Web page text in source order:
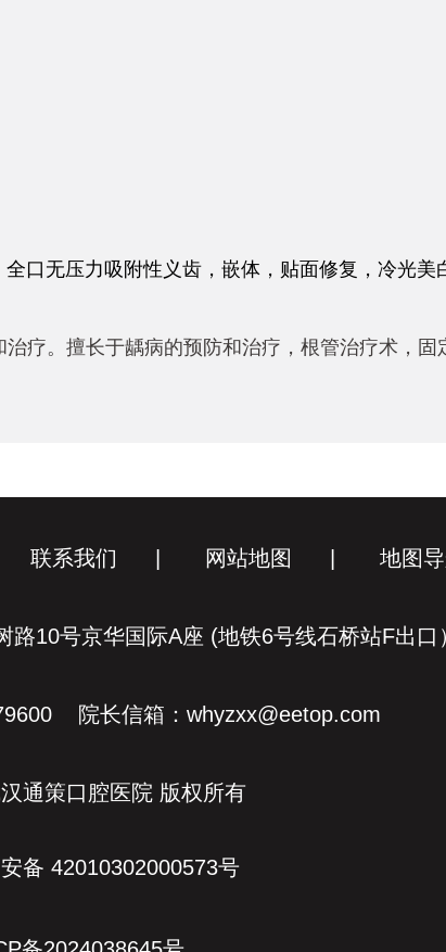
口无压力吸附性义齿，嵌体，贴面修复，冷光美
。擅长于龋病的预防和治疗，根管治疗术，固
联系我们 网站地图 地图
10号京华国际A座 (地铁6号线石桥站F出口
院长信箱：whyzxx@eetop.com
通策口腔医院 版权所有
备 42010302000573号